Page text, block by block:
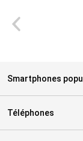
Smartphones
Téléphones